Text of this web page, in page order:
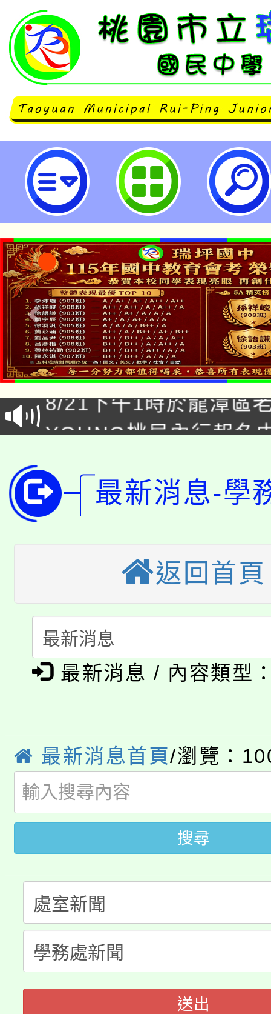
112年度「防災教育海報創作競賽
市立瑞坪國民中學
「本色祭」8/29、30在
場熱烈登場!
8/21下午1時於龍潭區
徵才活動。
YOUNG桃局內行報名
開!
115年桃園市運動會8/
田徑場及游泳池舉行。
桃園市低收入戶享有免
視費優惠，中低收入戶
半價優惠，詳情可洽有
者。
大園自造教育及科技中
份教師增能研習
大溪自造教育及科技
份教師研習
淨零綠生活教案入校路
會
115年食農教育專業人
程
「本色祭」8/29、30在
局官網。
8月14至27日，桃園電
開!
115年桃園市運動會8/
田徑場及游泳池舉行。
桃園市低收入戶享有免
視費優惠，中低收入戶
半價優惠，詳情可洽有
者。
大園自造教育及科技中
份教師增能研習
大溪自造教育及科技中
份教師研習
淨零綠生活教案入校路
會
115年食農教育專業人
程
最新消息-學
返回首頁
最新消息 / 內容類型
最新消息首頁/瀏覽：
搜尋
送出